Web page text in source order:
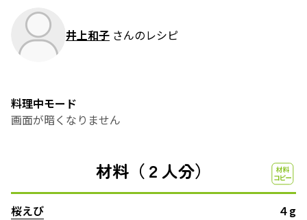
井上和子 さんのレシピ
料理中モード
画面が暗くなりません
材料（２人分）
桜えび
４g